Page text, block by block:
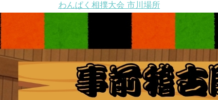
わんぱく相撲大会 市川場所